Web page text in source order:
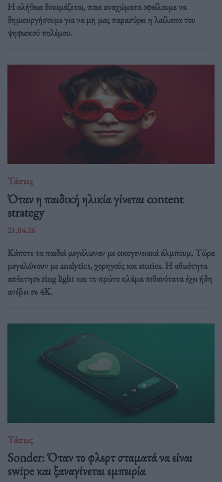
Η αλήθεια δοκιμάζεται, ποια αναχώματα οφείλουμε να
δημιουργήσουμε για να μη μας παρασύρει η λαίλαπα του
ψηφιακού πολέμου.
Τάσεις
Όταν η παιδική ηλικία γίνεται content
strategy
21.04.26
Κάποτε τα παιδιά μεγάλωναν με οικογενειακά άλμπουμ. Τώρα
μεγαλώνουν με analytics, χορηγούς και stories. Η αθωότητα
απέκτησε ring light και το πρώτο κλάμα πιθανότατα έχει ήδη
ανέβει σε 4K.
Τάσεις
Sonder: Όταν το φλερτ σταματά να είναι
swipe και ξαναγίνεται εμπειρία